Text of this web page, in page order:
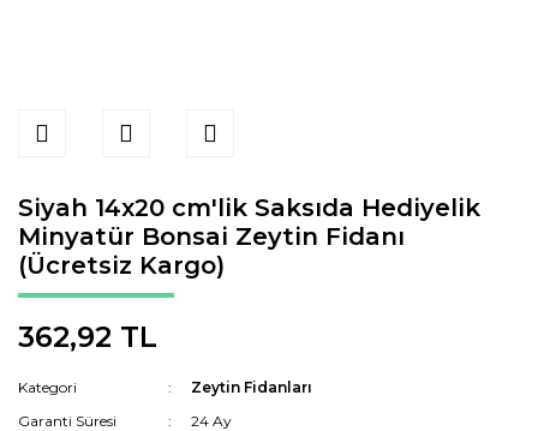
Siyah 14x20 cm'lik Saksıda Hediyelik
Minyatür Bonsai Zeytin Fidanı
(Ücretsiz Kargo)
362,92 TL
Kategori
Zeytin Fidanları
Garanti Süresi
24 Ay